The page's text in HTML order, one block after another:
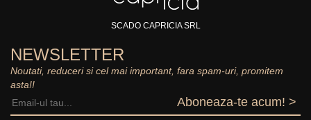
SCADO CAPRICIA SRL
NEWSLETTER
Noutati, reduceri si cel mai important, fara spam-uri, promitem
asta!!
Aboneaza-te acum! >